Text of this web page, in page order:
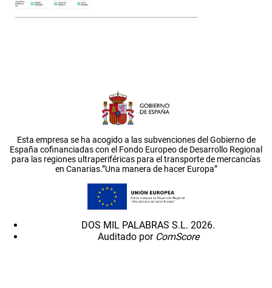
Esta empresa se ha acogido a las subvenciones del Gobierno de
España cofinanciadas con el Fondo Europeo de Desarrollo Regional
para las regiones ultraperiféricas para el transporte de mercancías
en Canarias.”Una manera de hacer Europa”
DOS MIL PALABRAS S.L. 2026.
Auditado por ComScore